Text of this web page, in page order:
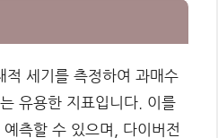
적 세기를 측정하여 과매수
유용한 지표입니다. 이를
측할 수 있으며, 다이버전